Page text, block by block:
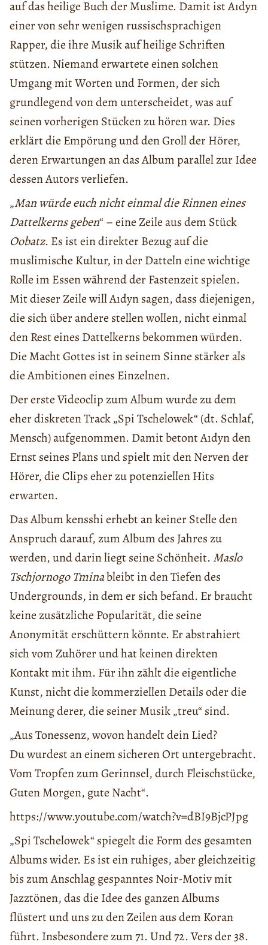
auf das heilige Buch der Muslime. Damit ist Aıdyn
einer von sehr wenigen russischsprachigen
Rapper, die ihre Musik auf heilige Schriften
stützen. Niemand erwartete einen solchen
Umgang mit Worten und Formen, der sich
grundlegend von dem unterscheidet, was auf
seinen vorherigen Stücken zu hören war. Dies
erklärt die Empörung und den Groll der Hörer,
deren Erwartungen an das Album parallel zur Idee
dessen Autors verliefen.
„Man würde euch nicht einmal die Rinnen eines
Dattelkerns geben“ – eine Zeile aus dem Stück
Oobatz. Es ist ein direkter Bezug auf die
muslimische Kultur, in der Datteln eine wichtige
Rolle im Essen während der Fastenzeit spielen.
Mit dieser Zeile will Aıdyn sagen, dass diejenigen,
die sich über andere stellen wollen, nicht einmal
den Rest eines Dattelkerns bekommen würden.
Die Macht Gottes ist in seinem Sinne stärker als
die Ambitionen eines Einzelnen.
Der erste Videoclip zum Album wurde zu dem
eher diskreten Track „Spi Tschelowek“ (dt. Schlaf,
Mensch) aufgenommen. Damit betont Aıdyn den
Ernst seines Plans und spielt mit den Nerven der
Hörer, die Clips eher zu potenziellen Hits
erwarten.
Das Album kensshi erhebt an keiner Stelle den
Anspruch darauf, zum Album des Jahres zu
werden, und darin liegt seine Schönheit. Maslo
Tschjornogo Tminableibt in den Tiefen des
Undergrounds, in dem er sich befand. Er braucht
keine zusätzliche Popularität, die seine
Anonymität erschüttern könnte. Er abstrahiert
sich vom Zuhörer und hat keinen direkten
Kontakt mit ihm. Für ihn zählt die eigentliche
Kunst, nicht die kommerziellen Details oder die
Meinung derer, die seiner Musik „treu“ sind.
„Aus Tonessenz, wovon handelt dein Lied?
Du wurdest an einem sicheren Ort untergebracht.
Vom Tropfen zum Gerinnsel, durch Fleischstücke,
Guten Morgen, gute Nacht“.
https://www.youtube.com/watch?v=dBI9BjcPJpg
„Spi Tschelowek“ spiegelt die Form des gesamten
Albums wider. Es ist ein ruhiges, aber gleichzeitig
bis zum Anschlag gespanntes Noir-Motiv mit
Jazztönen, das die Idee des ganzen Albums
flüstert und uns zu den Zeilen aus dem Koran
führt. Insbesondere zum 71. Und 72. Vers der 38.